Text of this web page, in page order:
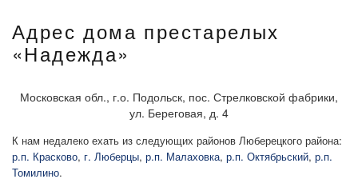
Адрес дома престарелых
«Надежда»
Московская обл., г.о. Подольск, пос. Стрелковской фабрики,
ул. Береговая, д. 4
К нам недалеко ехать из следующих районов Люберецкого района:
р.п. Красково, г. Люберцы, р.п. Малаховка, р.п. Октябрьский, р.п.
Томилино.